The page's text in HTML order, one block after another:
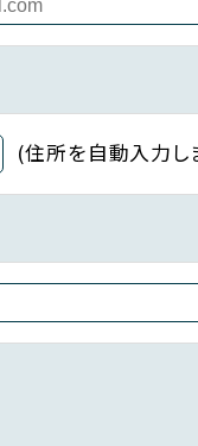
(住所を自動入力し